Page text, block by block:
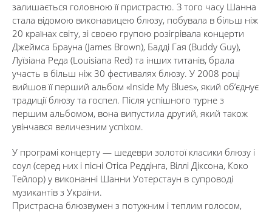
залишається головною її пристрастю. З того часу Шанна
стала відомою виконавицею блюзу, побувала в більш ніж
20 країнах світу, зі своєю групою розігрівала концерти
Джеймса Брауна (James Brown), Бадді Гая (Buddy Guy),
Луїзіана Реда (Louisiana Red) та інших титанів, брала
участь в більш ніж 30 фестивалях блюзу. У 2008 році
вийшов її перший альбом «Inside My Blues», який об’єднує
традиції блюзу та госпел. Після успішного турне з
першим альбомом, вона випустила другий, який також
увінчався величезним успіхом.
У програмі концерту — шедеври золотої класики блюзу і
соул (серед них і пісні Отіса Реддінга, Віллі Діксона, Коко
Тейлор) у виконанні Шанни Уотерстаун в супроводі
музикантів з України.
Пристрасна блюзвумен з потужним і теплим голосом,